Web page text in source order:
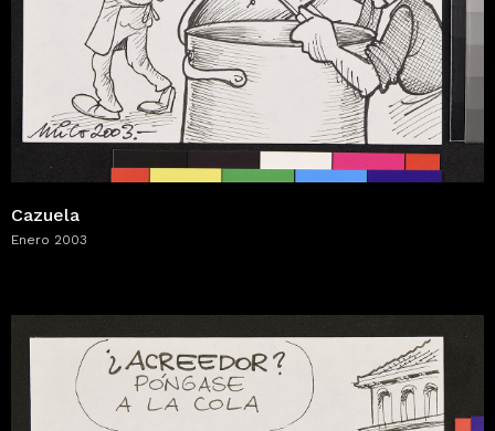
Cazuela
Enero 2003